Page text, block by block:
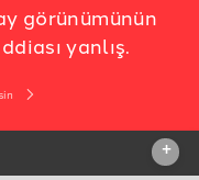
görünümünün
yanlış.
+